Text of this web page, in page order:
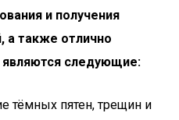
и получения
а также отлично
являются следующие:
тёмных пятен, трещин и